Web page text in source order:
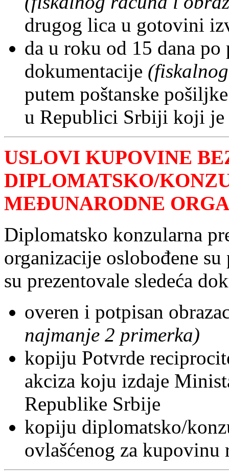
drugog lica u gotovini
da u roku od 15 dana
dokumentacije
putem poštanske
u Republici Srbiji koji je
USLOVI KUPOVINE
DIPLOMATSKO/
MEĐUNARODNE
Diplomatsko konzularna
organizacije oslobođene
su prezentovale sledeća
overen i potpisan
najmanje 2 primerka)
kopiju Potvrde
akciza koju izdaje
Republike Srbije
kopiju diplomatsko/
ovlašćenog za kupovinu